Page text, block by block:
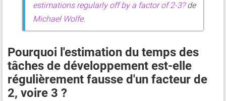
estimations regularly off by a factor of 2-3?de
Michael Wolfe.
Pourquoi l'estimation du temps des
tâches de développement est-elle
régulièrement fausse d'un facteur de
2, voire 3 ?